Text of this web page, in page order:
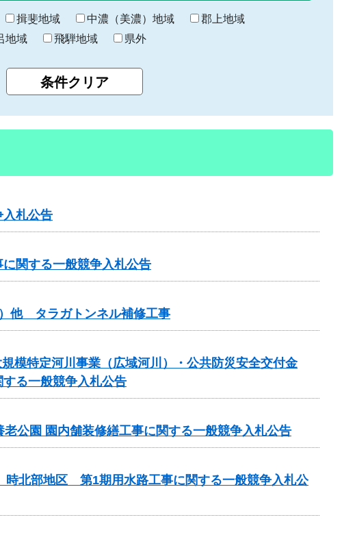
揖斐地域 中濃（美濃）地域
郡上地域
地域 飛騨地域 県外
入札公告
関する一般競争入札公告
他 タラガトンネル補修工事
模特定河川事業（広域河川）・公共防災安全交付金
る一般競争入札公告
公園 園内舗装修繕工事に関する一般競争入札公告
時北部地区 第1期用水路工事に関する一般競争入札公